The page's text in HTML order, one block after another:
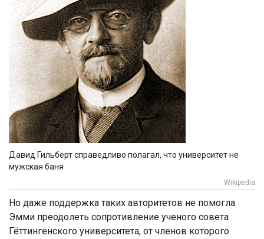
Давид Гильберт справедливо полагал, что университет не
мужская баня
Wikipedia
Но даже поддержка таких авторитетов не помогла
Эмми преодолеть сопротивление ученого совета
Гёттингенского университета, от членов которого